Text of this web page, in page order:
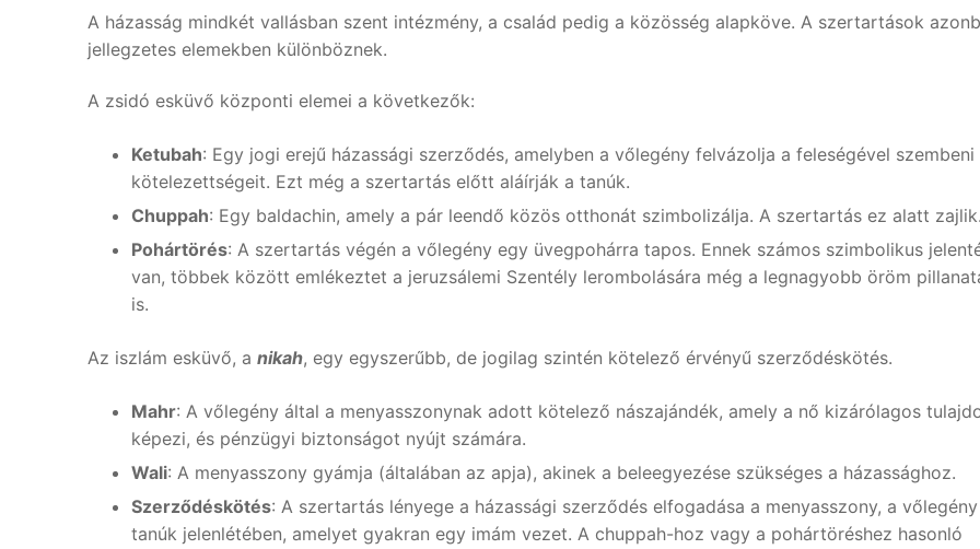
A házasság mindkét vallásban szent intézmény, a család pedig a közösség alapköve. A szertartások
jellegzetes elemekben különböznek.
A zsidó esküvő központi elemei a következők:
Ketubah: Egy jogi erejű házassági szerződés, amelyben a vőlegény felvázolja a feleségével szembeni
kötelezettségeit. Ezt még a szertartás előtt aláírják a tanúk.
Chuppah: Egy baldachin, amely a pár leendő közös otthonát szimbolizálja. A szertartás ez alatt zajlik.
Pohártörés: A szertartás végén a vőlegény egy üvegpohárra tapos. Ennek számos szimbolikus
van, többek között emlékeztet a jeruzsálemi Szentély lerombolására még a legnagyobb öröm
is.
Az iszlám esküvő, a nikah, egy egyszerűbb, de jogilag szintén kötelező érvényű szerződéskötés.
Mahr: A vőlegény által a menyasszonynak adott kötelező nászajándék, amely a nő kizárólagos
képezi, és pénzügyi biztonságot nyújt számára.
Wali: A menyasszony gyámja (általában az apja), akinek a beleegyezése szükséges a házassághoz.
Szerződéskötés: A szertartás lényege a házassági szerződés elfogadása a menyasszony, a
tanúk jelenlétében, amelyet gyakran egy imám vezet. A chuppah-hoz vagy a pohártöréshez hasonló